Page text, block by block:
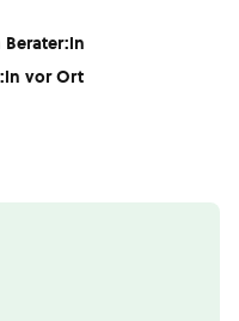
Berater:in
vor Ort